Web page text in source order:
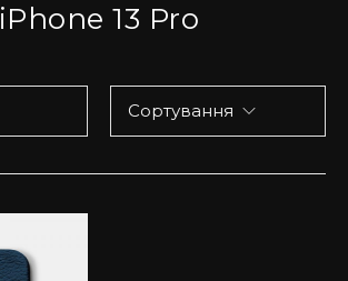
iPhone 13 Pro
Сортування